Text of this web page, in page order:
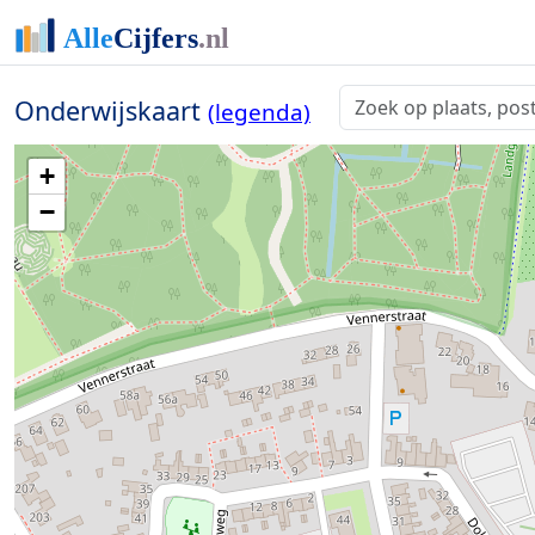
Onderwijskaart (legenda)
+
−